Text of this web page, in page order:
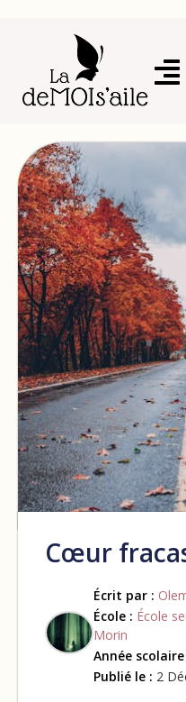
Cœur
Écrit par :
École : École
Morin
Année scolaire
Publié le : 2